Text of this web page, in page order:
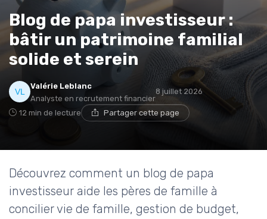
Blog de papa investisseur :
bâtir un patrimoine familial
solide et serein
Valérie Leblanc
Analyste en recrutement financier
8 juillet 2026
12 min de lecture Partager cette page
Découvrez comment un blog de papa
investisseur aide les pères de famille à
concilier vie de famille, gestion de budget,